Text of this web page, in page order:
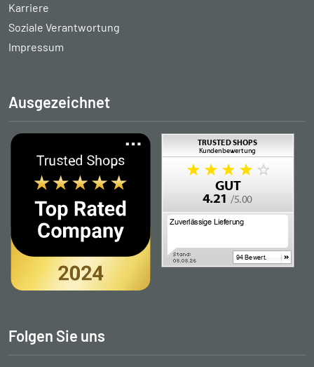
Karriere
Soziale Verantwortung
Impressum
Ausgezeichnet
Folgen Sie uns